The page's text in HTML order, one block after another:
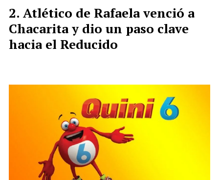
Atlético de Rafaela venció a
Chacarita y dio un paso clave
hacia el Reducido